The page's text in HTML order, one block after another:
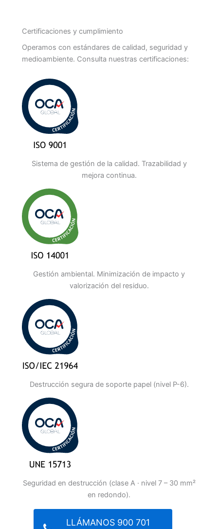
Certificaciones y cumplimiento
Operamos con estándares de calidad, seguridad y
medioambiente. Consulta nuestras certificaciones:
Sistema de gestión de la calidad. Trazabilidad y
mejora continua.
Gestión ambiental. Minimización de impacto y
valorización del residuo.
Destrucción segura de soporte papel (nivel P-6).
Seguridad en destrucción (clase A · nivel 7 – 30 mm²
en redondo).
LLÁMANOS 900 701